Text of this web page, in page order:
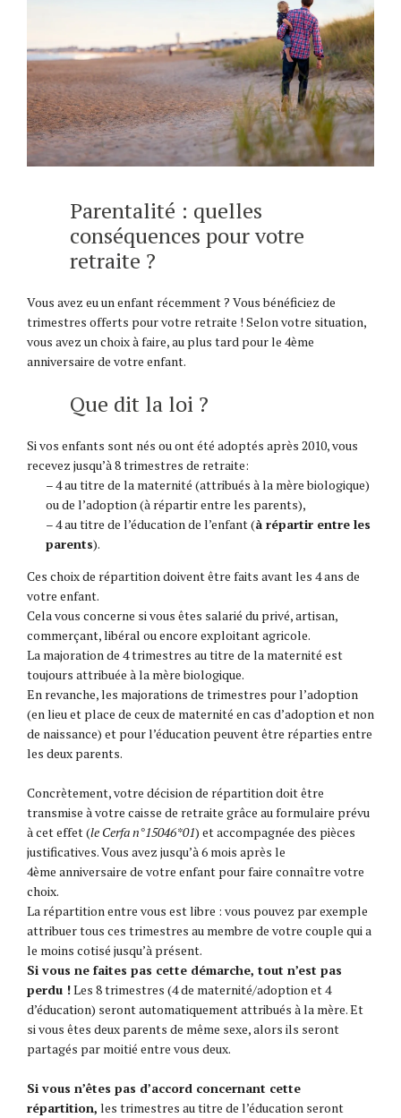
Parentalité : quelles
conséquences pour votre
retraite ?
Vous avez eu un enfant récemment ? Vous bénéficiez de
trimestres offerts pour votre retraite ! Selon votre situation,
vous avez un choix à faire, au plus tard pour le 4ème
anniversaire de votre enfant.
Que dit la loi ?
Si vos enfants sont nés ou ont été adoptés après 2010, vous
recevez jusqu’à 8 trimestres de retraite:
– 4 au titre de la maternité (attribués à la mère biologique)
ou de l’adoption (à répartir entre les parents),
– 4 au titre de l’éducation de l’enfant (à répartir entre les
parents).
Ces choix de répartition doivent être faits avant les 4 ans de
votre enfant.
Cela vous concerne si vous êtes salarié du privé, artisan,
commerçant, libéral ou encore exploitant agricole.
La majoration de 4 trimestres au titre de la maternité est
toujours attribuée à la mère biologique.
En revanche, les majorations de trimestres pour l’adoption
(en lieu et place de ceux de maternité en cas d’adoption et non
de naissance) et pour l’éducation peuvent être réparties entre
les deux parents.
Concrètement, votre décision de répartition doit être
transmise à votre caisse de retraite grâce au formulaire prévu
à cet effet (le Cerfa n°15046*01) et accompagnée des pièces
justificatives. Vous avez jusqu’à 6 mois après le
4ème anniversaire de votre enfant pour faire connaître votre
choix.
La répartition entre vous est libre : vous pouvez par exemple
attribuer tous ces trimestres au membre de votre couple qui a
le moins cotisé jusqu’à présent.
Si vous ne faites pas cette démarche, tout n’est pas
perdu !Les 8 trimestres (4 de maternité/adoption et 4
d’éducation) seront automatiquement attribués à la mère. Et
si vous êtes deux parents de même sexe, alors ils seront
partagés par moitié entre vous deux.
Si vous n’êtes pas d’accord concernant cette
répartition, les trimestres au titre de l’éducation seront